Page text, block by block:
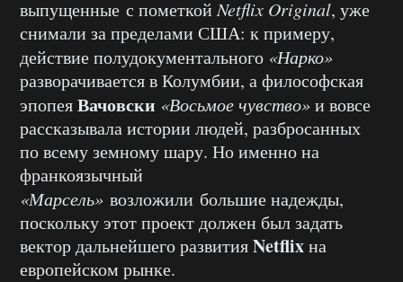
выпущенные с пометкойNetflix Original, уже
снимали за пределами США: к примеру,
действие полудокументального «Нарко»
разворачивается в Колумбии, а философская
эпопеяВачовски «Восьмое чувство»и вовсе
рассказывала истории людей, разбросанных
по всему земному шару. Но именно на
франкоязычный
«Марсель» возложили большие надежды,
поскольку этот проект должен был задать
вектор дальнейшего развитияNetflixна
европейском рынке.